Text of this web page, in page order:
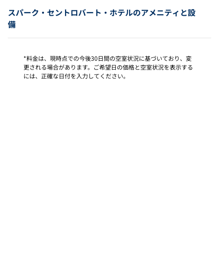
スパーク・セントロバート・ホテルのアメニティと設
備
*料金は、現時点での今後30日間の空室状況に基づいており、変
更される場合があります。ご希望日の価格と空室状況を表示する
には、正確な日付を入力してください。